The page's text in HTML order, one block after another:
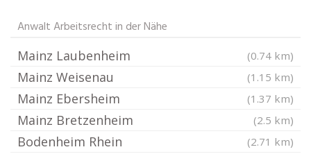
Anwalt Arbeitsrecht in der Nähe
Mainz Laubenheim (0.74 km)
Mainz Weisenau (1.15 km)
Mainz Ebersheim (1.37 km)
Mainz Bretzenheim (2.5 km)
Bodenheim Rhein (2.71 km)